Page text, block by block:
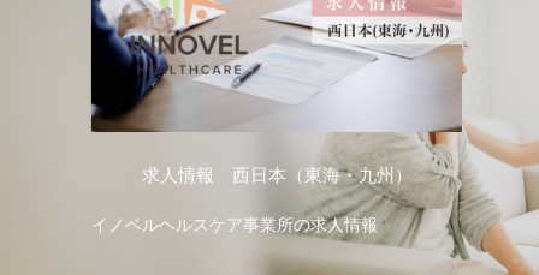
求人情報 西日本（東海・九州）
イノベルヘルスケア事業所の求人情報